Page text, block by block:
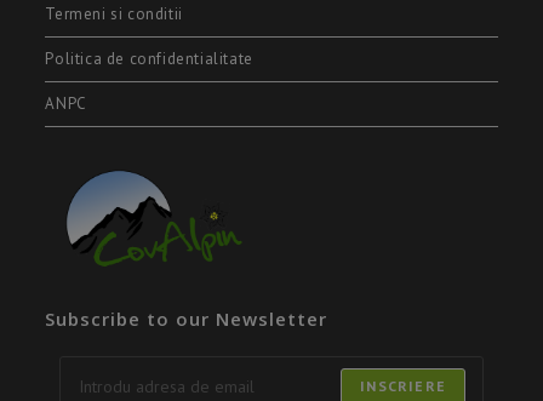
Termeni si conditii
Politica de confidentialitate
ANPC
Subscribe to our Newsletter
INSCRIERE